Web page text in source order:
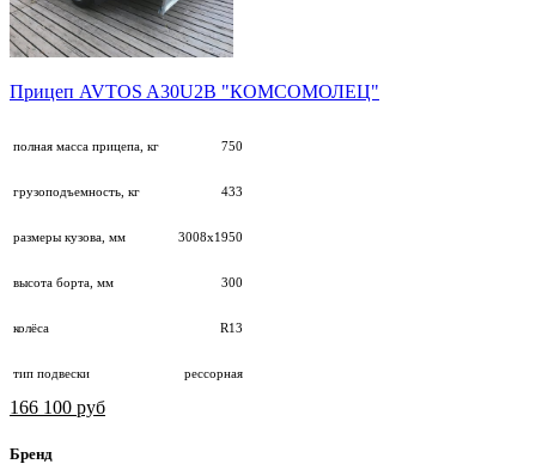
Прицеп AVTOS A30U2B "КОМСОМОЛЕЦ"
полная масса прицепа, кг 750
грузоподъемность, кг 433
размеры кузова, мм 3008х1950
высота борта, мм 300
колёса R13
тип подвески рессорная
166 100 руб
Бренд